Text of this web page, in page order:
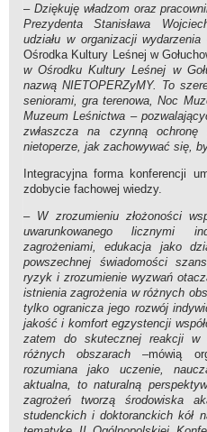
–Dziękuję władzom oraz
Prezydenta Stanisława
udziału w organizacji wydarzenia
Ośrodka Kultury Leśnej w
w Ośrodku Kultury Leśnej w
nazwą NIETOPERZyMY. To
seniorami, gra terenowa, Noc
Muzeum Leśnictwa –
zwłaszcza na czynną
nietoperze, jak zachowywać się,
Integracyjna forma konferencji
zdobycie fachowej wiedzy.
– W zrozumieniu złożoności
uwarunkowanego licznymi
zagrożeniami, edukacja jako
powszechnej świadomości
ryzyk i zrozumienie wyzwań
istnienia zagrożenia w różnych
tylko ogranicza jego rozwój
jakość i komfort egzystencji
zatem do skutecznej reakcji w
różnych obszarach –mówią
rozumiana jako uczenie,
aktualna, to naturalną
zagrożeń tworzą środowiska
studenckich i doktoranckich kół